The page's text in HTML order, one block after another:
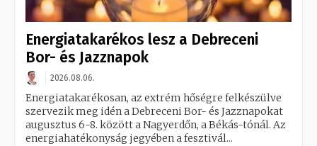
Energiatakarékos lesz a Debreceni
Bor- és Jazznapok
2026.08.06.
Energiatakarékosan, az extrém hőségre felkészülve
szervezik meg idén a Debreceni Bor- és Jazznapokat
augusztus 6-8. között a Nagyerdőn, a Békás-tónál. Az
energiahatékonyság jegyében a fesztivál...